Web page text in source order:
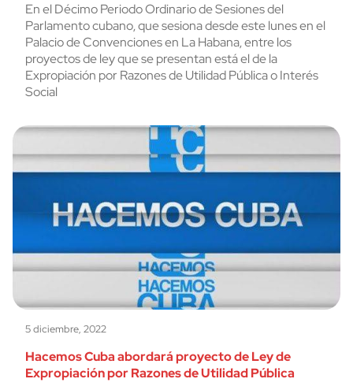
En el Décimo Periodo Ordinario de Sesiones del
Parlamento cubano, que sesiona desde este lunes en el
Palacio de Convenciones en La Habana, entre los
proyectos de ley que se presentan está el de la
Expropiación por Razones de Utilidad Pública o Interés
Social
5 diciembre, 2022
Hacemos Cuba abordará proyecto de Ley de
Expropiación por Razones de Utilidad Pública